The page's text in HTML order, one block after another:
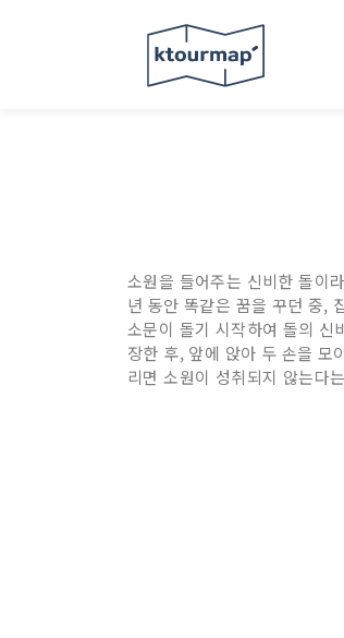
소원을 들어주는 신비한 돌이
년 동안 똑같은 꿈을 꾸던 중,
소문이 돌기 시작하여 돌의 신
장한 후, 앞에 앉아 두 손을 모
리면 소원이 성취되지 않는다